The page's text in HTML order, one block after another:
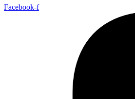
Facebook-f